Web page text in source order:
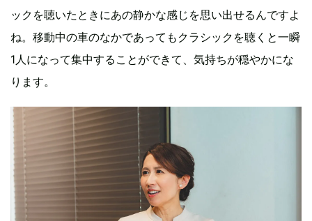
ックを聴いたときにあの静かな感じを思い出せるんですよ
ね。移動中の車のなかであってもクラシックを聴くと一瞬
1人になって集中することができて、気持ちが穏やかにな
ります。